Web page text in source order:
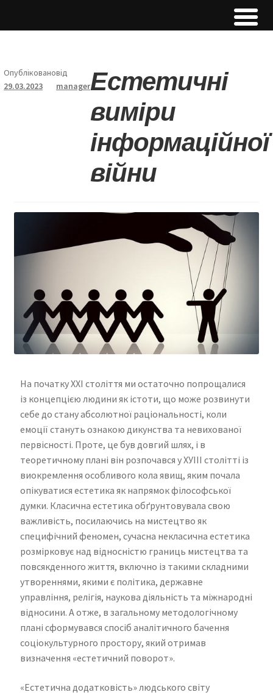
Опубліковано
29.03.2023
від
managerЕстетичні
виміри
інформаційної
війни
На початку ХХІ століття ми остаточно попрощалися
із концепцією людини як істоти, що може розвинути
себе до стану абсолютної раціональності, коли
емоції стануть ознакою дикунства та невихованої
первісності. Проте, це був довгий шлях, і в
теоретичному плані він розпочався у ХУІІІ столітті із
виокремлення особливого кола явищ, яким почала
опікуватися естетика як напрямок філософської
думки. Класична естетика обґрунтовувала свою
важливість, посилаючись на мистецтво як
специфічний феномен, сучасна некласична естетика
розмірковує над відносністю границь мистецтва та
повсякденного життя, включно із такими складними
утвореннями, якими є політика, державне
управління, релігія, наукова діяльність та міжнародні
відносини. А отже, в загальному методологічному
плані сформувався спосіб аналітичного бачення
соціокультурного простору, який отримав
визначення «естетичний поворот».
«Естетична додатковість» людського світу